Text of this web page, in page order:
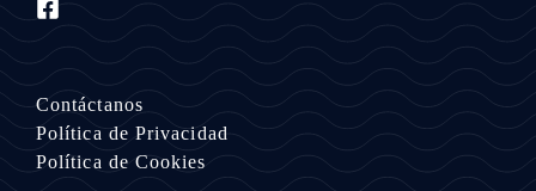
Contáctanos
Política de Privacidad
Política de Cookies